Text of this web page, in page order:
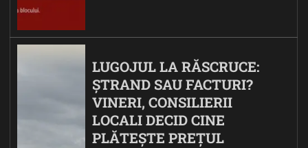
LUGOJUL LA RĂSCRUCE:
ȘTRAND SAU FACTURI?
VINERI, CONSILIERII
LOCALI DECID CINE
PLĂTEȘTE PREȚUL